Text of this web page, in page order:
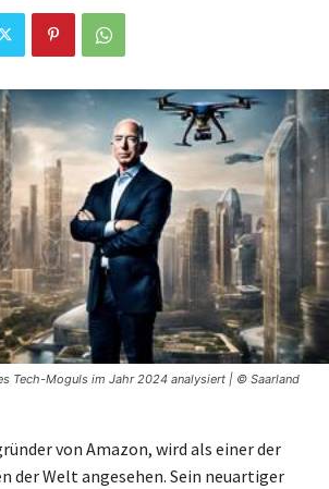
Tech-Moguls im Jahr 2024 analysiert | © Saarland
von Amazon, wird als einer der
der Welt angesehen. Sein neuartiger